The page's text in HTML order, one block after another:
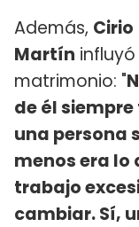
Además, Cirio
Martín
matrimonio: "
de él
una persona
menos era lo
trabajo
cambiar. Sí,